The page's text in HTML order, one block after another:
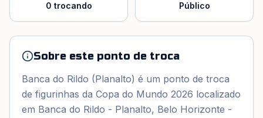
0 trocando Público
Sobre este ponto de troca
Banca do Rildo (Planalto) é um ponto de troca
de figurinhas da Copa do Mundo 2026 localizado
em Banca do Rildo - Planalto, Belo Horizonte -